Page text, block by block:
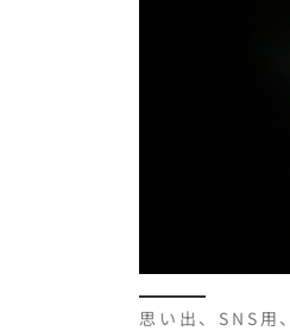
思い出、SNS用